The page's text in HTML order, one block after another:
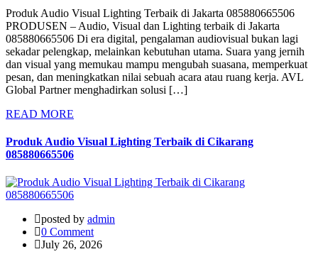
Produk Audio Visual Lighting Terbaik di Jakarta 085880665506
PRODUSEN – Audio, Visual dan Lighting terbaik di Jakarta
085880665506 Di era digital, pengalaman audiovisual bukan lagi
sekadar pelengkap, melainkan kebutuhan utama. Suara yang jernih
dan visual yang memukau mampu mengubah suasana, memperkuat
pesan, dan meningkatkan nilai sebuah acara atau ruang kerja. AVL
Global Partner menghadirkan solusi […]
READ MORE
Produk Audio Visual Lighting Terbaik di Cikarang
085880665506
posted by admin
0 Comment
July 26, 2026